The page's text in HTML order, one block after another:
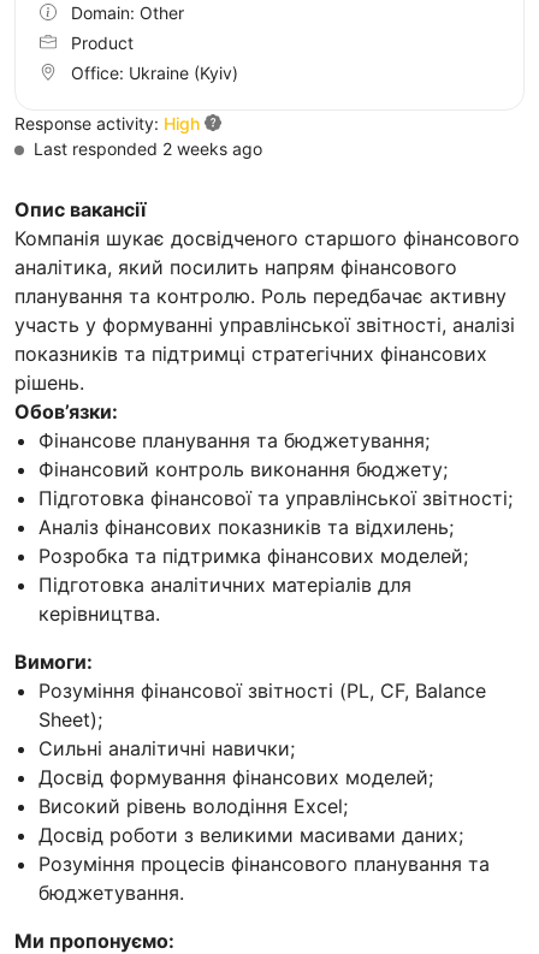
Опис вакансії
Компанія шукає досвідченого старшого фінансового
аналітика, який посилить напрям фінансового
планування та контролю. Роль передбачає активну
участь у формуванні управлінської звітності, аналізі
показників та підтримці стратегічних фінансових
рішень.
Обов’язки:
Фінансове планування та бюджетування;
Фінансовий контроль виконання бюджету;
Підготовка фінансової та управлінської звітності;
Аналіз фінансових показників та відхилень;
Розробка та підтримка фінансових моделей;
Підготовка аналітичних матеріалів для
керівництва.
Вимоги:
Розуміння фінансової звітності (PL, CF, Balance
Sheet);
Сильні аналітичні навички;
Досвід формування фінансових моделей;
Високий рівень володіння Excel;
Досвід роботи з великими масивами даних;
Розуміння процесів фінансового планування та
бюджетування.
Ми пропонуємо:
Domain: Other
Product
Office: Ukraine (Kyiv)
Response activity: High
Last responded 2 weeks ago